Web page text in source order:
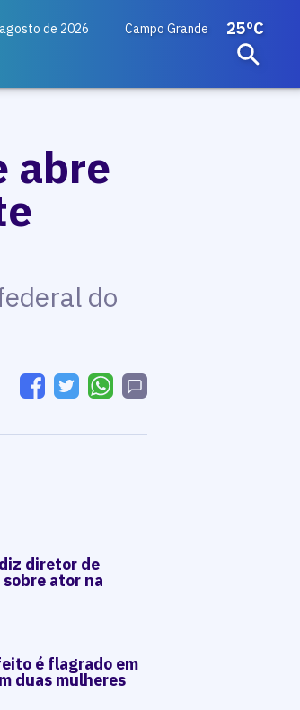
de 2026 Campo Grande 25ºC
abre
do
diretor de
ator na
é flagrado em
duas mulheres